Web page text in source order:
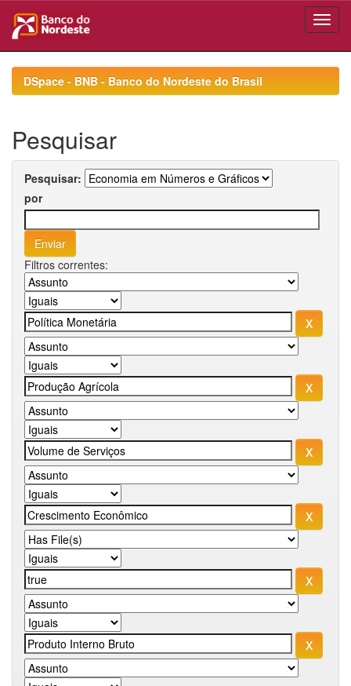
navigationDSpace - BNB - Banco do Nordeste do Brasil
Pesquisar
Pesquisar:
por
Filtros correntes: